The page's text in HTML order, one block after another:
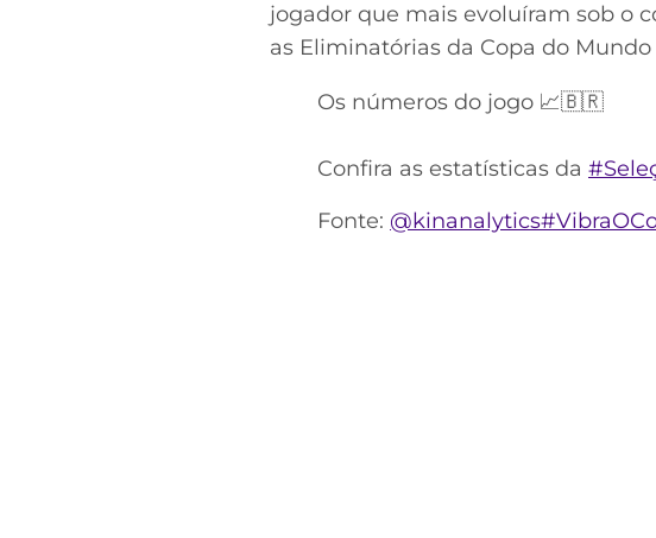
jogador que mais evoluíram sob o
as Eliminatórias da Copa do
Os números do jogo 📈🇧🇷
Confira as estatísticas da
Fonte: @kinanalytics